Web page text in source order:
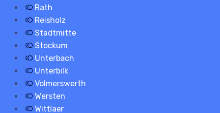
Rath
Reisholz
Stadtmitte
Stockum
Unterbach
Unterbilk
Volmerswerth
Wersten
Wittlaer